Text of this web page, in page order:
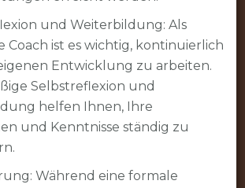
und Weiterbildung: Als
Coach ist es wichtig, kontinuierlich
Entwicklung zu arbeiten.
Selbstreflexion und
helfen Ihnen, Ihre
und Kenntnisse ständig zu
Während eine formale